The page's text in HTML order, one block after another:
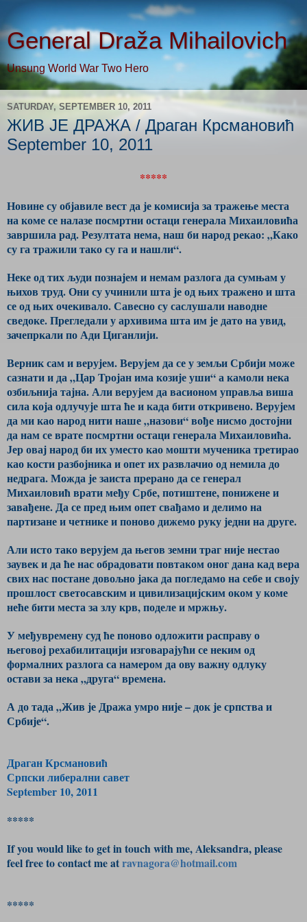
General Draža Mihailovich
Unsung World War Two Hero
SATURDAY, SEPTEMBER 10, 2011
ЖИВ ЈЕ ДРАЖА / Драган Крсмановић
September 10, 2011
*****
Новине су објавиле вест да је комисија за тражење места
на коме се налазе посмртни остаци генерала Михаиловића
завршила рад. Резултата нема, наш би народ рекао: „Како
су га тражили тако су га и нашли“.
Неке од тих људи познајем и немам разлога да сумњам у
њихов труд. Они су учинили шта је од њих тражено и шта
се од њих очекивало. Савесно су саслушали наводне
сведоке. Прегледали у архивима шта им је дато на увид,
зачепркали по Ади Циганлији.
Верник сам и верујем. Верујем да се у земљи Србији може
сазнати и да „Цар Тројан има козије уши“ а камоли нека
озбиљнија тајна. Али верујем да васионом управља виша
сила која одлучује шта ће и када бити откривено. Верујем
да ми као народ нити наше „назови“ вође нисмо достојни
да нам се врате посмртни остаци генерала Михаиловића.
Јер овај народ би их уместо као мошти мученика третирао
као кости разбојника и опет их развлачио од немила до
недрага. Можда је заиста прерано да се генерал
Михаиловић врати међу Србе, потиштене, понижене и
завађене. Да се пред њим опет свађамо и делимо на
партизане и четнике и поново дижемо руку једни на друге.
Али исто тако верујем да његов земни траг није нестао
заувек и да ће нас обрадовати повтаком оног дана кад вера
свих нас постане довољно јака да погледамо на себе и своју
прошлост светосавским и цивилизацијским оком у коме
неће бити места за злу крв, поделе и мржњу.
У међувремену суд ће поново одложити расправу о
његовој рехабилитацији изговарајући се неким од
формалних разлога са намером да ову важну одлуку
остави за нека „друга“ времена.
А до тада „Жив је Дража умро није – док је српства и
Србије“.
Драган Крсмановић
Српски либерални савет
September 10, 2011
*****
If you would like to get in touch with me, Aleksandra, please
feel free to contact me atravnagora@hotmail.com
*****